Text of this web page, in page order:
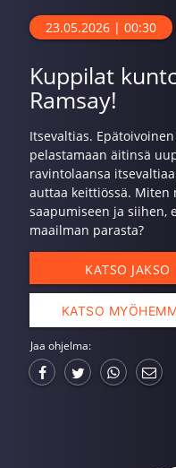
23.05.2026 | 00:30
Kuppilat
Ramsay!
Itsevaltias.
pelastamaan äitinsä
ravintolaansa
auttaa keittiössä.
saapumiseen ja siihen,
maailman parasta?
KATSO JAKSO
KATSO
Jaa ohjelma: